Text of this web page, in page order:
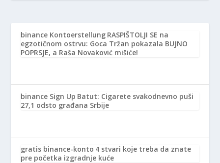
binance Kontoerstellung RASPIŠTOLJI SE na
egzotičnom ostrvu: Goca Tržan pokazala BUJNO
POPRSJE, a Raša Novaković mišiće!
binance Sign Up Batut: Cigarete svakodnevno puši
27,1 odsto građana Srbije
gratis binance-konto 4 stvari koje treba da znate
pre početka izgradnje kuće